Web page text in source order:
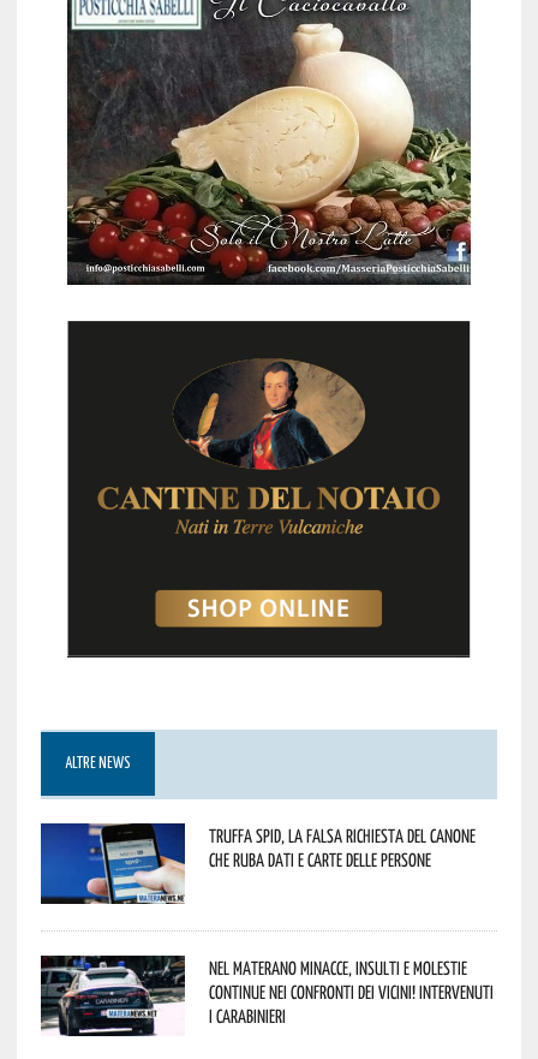
ALTRE NEWS
Truffa Spid, la falsa richiesta del canone
che ruba dati e carte delle persone
Nel materano minacce, insulti e molestie
continue nei confronti dei vicini! Intervenuti
i Carabinieri